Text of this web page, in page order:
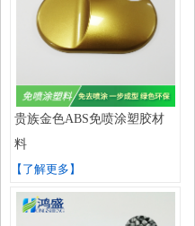
贵族金色ABS免喷涂塑胶材
料
【了解更多】